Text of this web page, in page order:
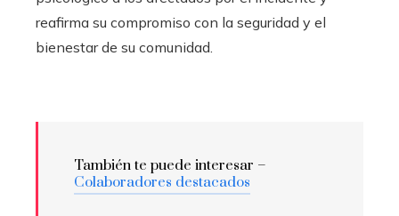
reafirma su compromiso con la seguridad y el
bienestar de su comunidad.
También te puede interesar –
Colaboradores destacados